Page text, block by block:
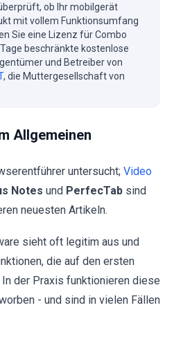
ob Ihr mobilgerät
mit vollem Funktionsumfang
Sie eine Lizenz für Combo
beschränkte kostenlose
und Betreiber von
, die Muttergesellschaft von
Allgemeinen
untersucht; Video
Notes und PerfecTab sind
neuesten Artikeln.
sieht oft legitim aus und
die auf den ersten
der Praxis funktionieren diese
- und sind in vielen Fällen